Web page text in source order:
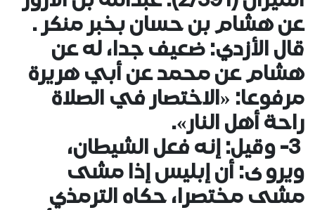
عن هشام بن حسان بخبر منكر .
قال الأزدي: ضعيف جدا، له عن
هشام عن محمد عن أبي هريرة
مرفوعا: «الاختصار في الصلاة
راحة أهل النار».
3- وقيل: إنه فعل الشيطان،
ويروى: أن إبليس إذا مشى
مشى مختصرا، حكاه الترمذي